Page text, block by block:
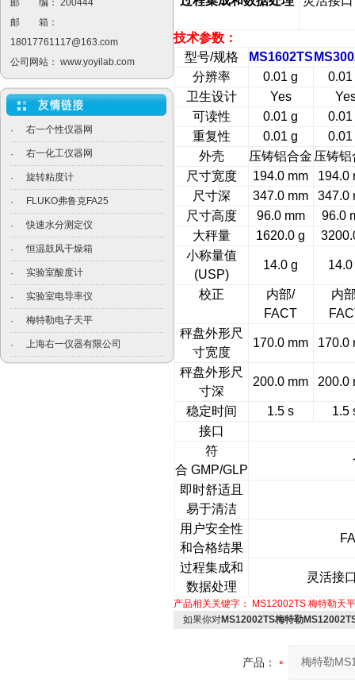
邮 编： 200444
邮 箱：
18017761117@163.com
公司网站： www.yoyilab.com
· 右一个性仪器网
· 右一化工仪器网
· 旋转粘度计
· FLUKO弗鲁克FA25
· 快速水分测定仪
· 恒温鼓风干燥箱
· 实验室酸度计
· 实验室电导率仪
· 梅特勒电子天平
· 上海右一仪器有限公司
技术参数：
型号/规格
MS1602TS
分辨率
0.01 g
0.01
卫生设计
Yes
可读性
0.01 g
0.01
重复性
0.01 g
0.01
外壳
压铸铝合金 压铸铝
尺寸宽度
194.0 mm
194.0
尺寸深
347.0 mm
347.0
尺寸高度
96.0 mm
96.0
大秤量
1620.0 g
小称量值
(USP)
14.0 g
校正
内部/
FACT
内
秤盘外形尺
寸宽度
170.0 mm 170.0
秤盘外形尺
寸深
200.0 mm 200.0
稳定时间 1.5 s
1.5
接口
符
合 GMP/GLP
即时舒适且
易于清洁
用户安全性
和合格结果
过程集成和
数据处理
灵活接
产品相关关键字： MS12002TS 梅特勒天平
如果你对MS12002TS梅特勒
产品：